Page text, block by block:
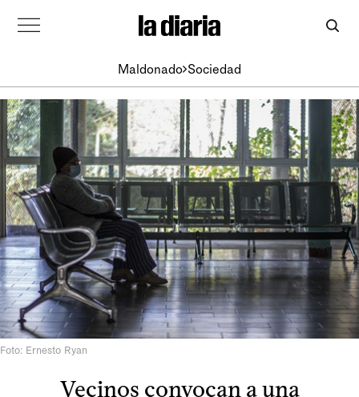
Maldonado Sociedad
Foto: Ernesto Ryan
Vecinos convocan a una